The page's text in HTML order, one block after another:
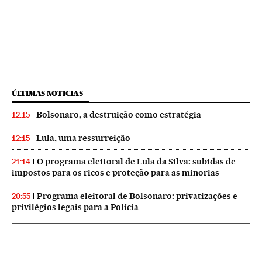
ÚLTIMAS NOTICIAS
12:15 Bolsonaro, a destruição como estratégia
12:15 Lula, uma ressurreição
21:14
O programa eleitoral de Lula da Silva: subidas de
impostos para os ricos e proteção para as minorias
20:55
Programa eleitoral de Bolsonaro: privatizações e
privilégios legais para a Polícia